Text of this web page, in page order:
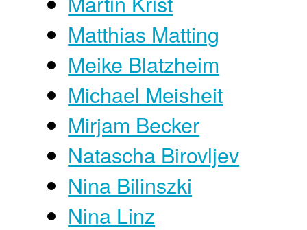
Matthias Matting
Meike Blatzheim
Michael Meisheit
Mirjam Becker
Natascha Birovljev
Nina Bilinszki
Nina Linz